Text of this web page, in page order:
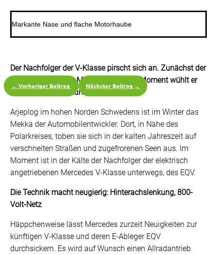
Markante Nase und flache Motorhaube
Der Nachfolger der V-Klasse pirscht sich an. Zunächst der
batterie-elektrische Mercedes EQV. Im Moment wühlt er
sich durch Schnee und Eis.
Arjeplog im hohen Norden Schwedens ist im Winter das
Mekka der Automobilentwickler. Dort, in Nähe des
Polarkreises, toben sie sich in der kalten Jahreszeit auf
verschneiten Straßen und zugefrorenen Seen aus. Im
Moment ist in der Kälte der Nachfolger der elektrisch
angetriebenen Mercedes V-Klasse unterwegs, des EQV.
Die Technik macht neugierig: Hinterachslenkung, 800-
Volt-Netz
Häppchenweise lässt Mercedes zurzeit Neuigkeiten zur
künftigen V-Klasse und deren E-Ableger EQV
durchsickern. Es wird auf Wunsch einen Allradantrieb
← Vorheriger Beitrag Nächster Beitrag →